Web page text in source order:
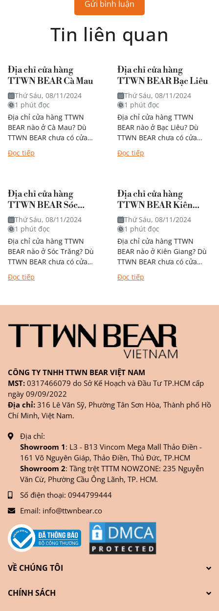
Gửi bình luận
Tin liên quan
Địa chỉ cửa hàng
TTWN BEAR Cà Mau
Thứ Sáu, 08/11/2024
1 phút đọc
Địa chỉ cửa hàng TTWN
BEAR nào ở Cà Mau? Dù
TTWN BEAR chưa có cửa
hàng trực tiếp tại Cà Mau,
bạn vẫn có thể dễ...
Đọc tiếp
Địa chỉ cửa hàng
TTWN BEAR Bạc Liêu
Thứ Sáu, 08/11/2024
1 phút đọc
Địa chỉ cửa hàng TTWN
BEAR nào ở Bạc Liêu? Dù
TTWN BEAR chưa có cửa
hàng trực tiếp tại Bạc Liêu,
bạn vẫn có thể dễ...
Đọc tiếp
Địa chỉ cửa hàng
TTWN BEAR Sóc
Trăng
Thứ Sáu, 08/11/2024
1 phút đọc
Địa chỉ cửa hàng TTWN
BEAR nào ở Sóc Trăng? Dù
TTWN BEAR chưa có cửa
hàng trực tiếp tại Sóc Trăng,
bạn vẫn có thể dễ...
Đọc tiếp
Địa chỉ cửa hàng
TTWN BEAR Kiên
Giang
Thứ Sáu, 08/11/2024
1 phút đọc
Địa chỉ cửa hàng TTWN
BEAR nào ở Kiên Giang? Dù
TTWN BEAR chưa có cửa
hàng trực tiếp tại Kiên
Giang, bạn vẫn có thể dễ...
Đọc tiếp
CÔNG TY TNHH TTWN BEAR VIỆT NAM
MST: 0317466079 do Sở Kế Hoạch và Đầu Tư TP.HCM cấp
ngày 09/09/2022
Địa chỉ: 316 Lê Văn Sỹ, Phường Tân Sơn Hòa, Thành phố Hồ
Chí Minh, Việt Nam.
Địa chỉ:
Showroom 1: L3 - B13 Vincom Mega Mall Thảo Điền -
161 Võ Nguyên Giáp, Thảo Điền, Thủ Đức, TP.HCM
Showroom 2: Tầng trệt TTTM NOWZONE: 235 Nguyễn
Văn Cừ, Phường Cầu Ông Lãnh, TP. HCM.
Số điện thoại: 0944799444
Email: info@ttwnbear.co
VỀ CHÚNG TÔI
CHÍNH SÁCH